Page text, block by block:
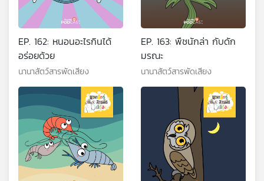
EP. 162: หนอนอะไรกินได้
อร่อยด้วย
นานาสัตว์สารพัดเสียง
EP. 163: พืชนักล่า กับดัก
มรณะ
นานาสัตว์สารพัดเสียง